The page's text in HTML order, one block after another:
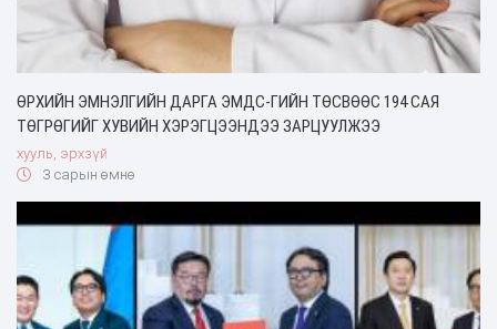
ӨРХИЙН ЭМНЭЛГИЙН ДАРГА ЭМДС-ГИЙН ТӨСВӨӨС 194 САЯ
ТӨГРӨГИЙГ ХУВИЙН ХЭРЭГЦЭЭНДЭЭ ЗАРЦУУЛЖЭЭ
хууль, эрхзүй
3 сарын өмнө